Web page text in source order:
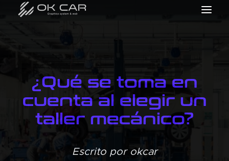
¿Qué se toma en
cuenta al elegir un
taller mecánico?
Escrito por okcar